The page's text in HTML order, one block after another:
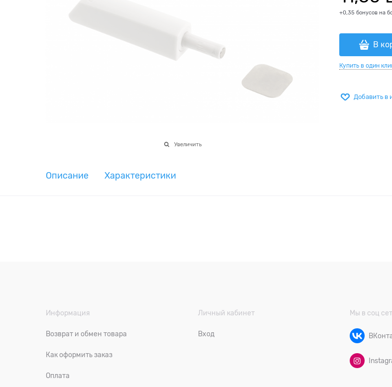
Увеличить
+0,35 бонусов на
В
Купить в один
Добавить в
Описание Характеристики
Информация
Возврат и обмен товара
Как оформить заказ
Оплата
Личный кабинет
Вход
Мы в соц